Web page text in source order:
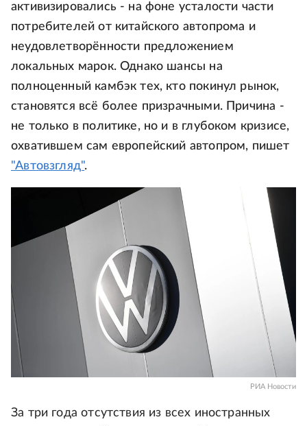
активизировались - на фоне усталости части
потребителей от китайского автопрома и
неудовлетворённости предложением
локальных марок. Однако шансы на
полноценный камбэк тех, кто покинул рынок,
становятся всё более призрачными. Причина -
не только в политике, но и в глубоком кризисе,
охватившем сам европейский автопром, пишет
"Автовзгляд".
РИА Новости
За три года отсутствия из всех иностранных